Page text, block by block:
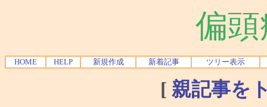
偏
HOME HELP 新規作成 新着記事 ツリー表示
[ 親記事を